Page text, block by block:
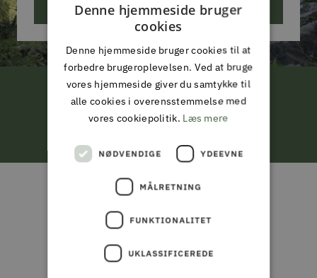
ABONNER
FRI LEVERING
ved køb for 799,-*
til
1
til
2
til
3
til
4
ALMAS PARK & FRITID
ALT I JAGT & OUTDOOR,
FISKERI, HAVE & PARK
Denne hjemmeside bruger
cookies
Denne hjemmeside bruger cookies til at
forbedre brugeroplevelsen. Ved at bruge
vores hjemmeside giver du samtykke til
alle cookies i overensstemmelse med
vores cookiepolitik. Læs mere
NØDVENDIGE YDEEVNE
MÅLRETNING
FUNKTIONALITET
UKLASSIFICEREDE